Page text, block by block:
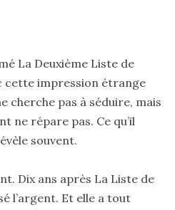
La Deuxième Liste de
cette impression étrange
cherche pas à séduire, mais
ne répare pas. Ce qu’il
souvent.
Dix ans après La Liste de
l’argent. Et elle a tout